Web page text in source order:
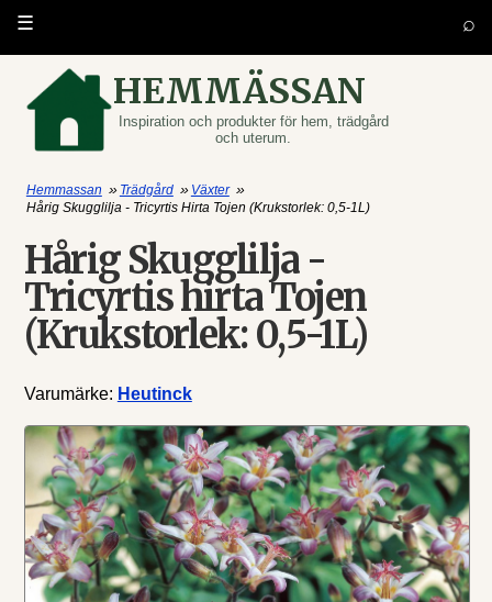
HEMMÄSSAN
Inspiration och produkter för hem, trädgård
och uterum.
☰ ⌕
Hemmassan » Trädgård » Växter »
Hårig Skugglilja - Tricyrtis Hirta Tojen (Krukstorlek: 0,5-1L)
Hårig Skugglilja -
Tricyrtis hirta Tojen
(Krukstorlek: 0,5-1L)
Varumärke: Heutinck